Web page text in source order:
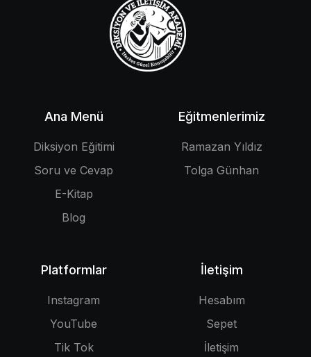
Ana Menü
Diksiyon Eğitimi
Soru ve Cevap
E-Kitap
Blog
Eğitmenlerimiz
Ramazan Yıldız
Tolga Günhan
Platformlar
Instagram
YouTube
Tik Tok
İletişim
Hesabım
Sepet
İletişim